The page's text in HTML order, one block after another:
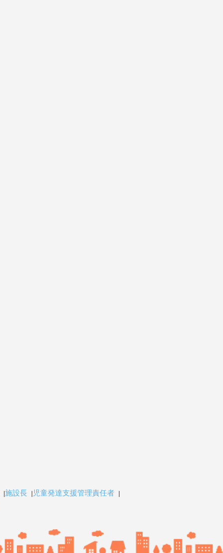
施設長
児童発達支援管理責任者